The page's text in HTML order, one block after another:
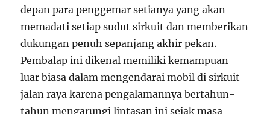
depan para penggemar setianya yang akan
memadati setiap sudut sirkuit dan memberikan
dukungan penuh sepanjang akhir pekan.
Pembalap ini dikenal memiliki kemampuan
luar biasa dalam mengendarai mobil di sirkuit
jalan raya karena pengalamannya bertahun-
tahun mengarungi lintasan ini sejak masa